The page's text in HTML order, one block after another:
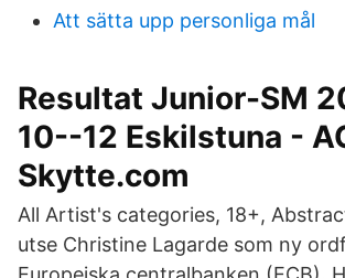
Att sätta upp personliga mål
Resultat Junior-SM
10--12 Eskilstuna -
Skytte.com
All Artist's categories, 18+,
utse Christine Lagarde som ny